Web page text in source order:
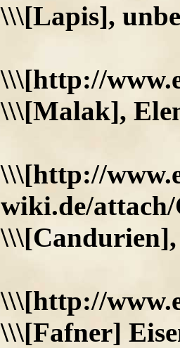
\\\[Lapis],
\\\[http://
\\\[Malak],
\\\[http://
wiki.de/
\\\[http://
\\\[Fafner]